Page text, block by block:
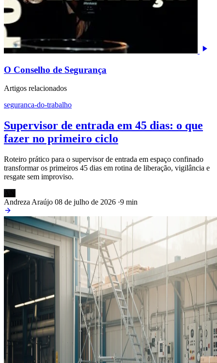
O Conselho de Segurança
Artigos relacionados
seguranca-do-trabalho
Supervisor de entrada em 45 dias: o que
fazer no primeiro ciclo
Roteiro prático para o supervisor de entrada em espaço confinado
transformar os primeiros 45 dias em rotina de liberação, vigilância e
resgate sem improviso.
Andreza Araújo 08 de julho de 2026 ·9 min